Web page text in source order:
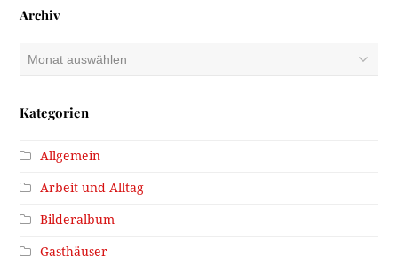
Archiv
Archiv
Kategorien
Allgemein
Arbeit und Alltag
Bilderalbum
Gasthäuser